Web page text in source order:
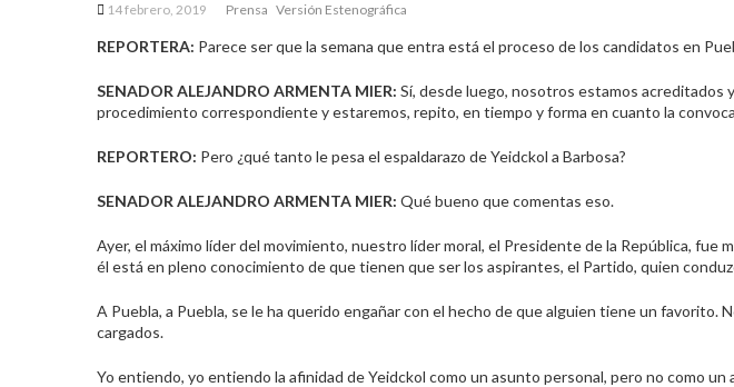
14 febrero, 2019 Prensa Versión Estenográfica
REPORTERA: Parece ser que la semana que entra está el proceso de los candidatos en
SENADOR ALEJANDRO ARMENTA MIER: Sí, desde luego, nosotros estamos acreditados
procedimiento correspondiente y estaremos, repito, en tiempo y forma en cuanto la
REPORTERO: Pero ¿qué tanto le pesa el espaldarazo de Yeidckol a Barbosa?
SENADOR ALEJANDRO ARMENTA MIER: Qué bueno que comentas eso.
Ayer, el máximo líder del movimiento, nuestro líder moral, el Presidente de la República, fue
él está en pleno conocimiento de que tienen que ser los aspirantes, el Partido, quien
A Puebla, a Puebla, se le ha querido engañar con el hecho de que alguien tiene un favorito.
cargados.
Yo entiendo, yo entiendo la afinidad de Yeidckol como un asunto personal, pero no como